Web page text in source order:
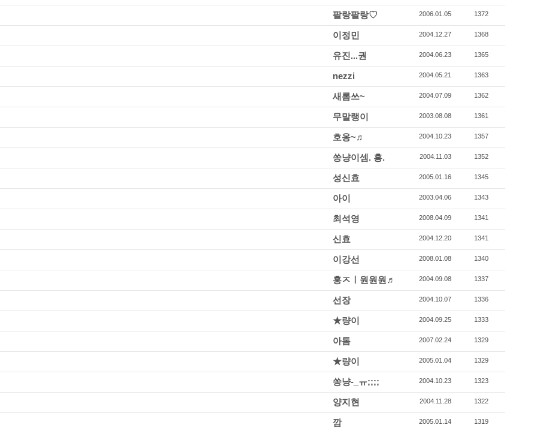
팔랑팔랑♡ 2006.01.05 1372
이정민 2004.12.27 1368
유진...권 2004.06.23 1365
nezzi 2004.05.21 1363
새롬쓰~ 2004.07.09 1362
무말랭이 2003.08.08 1361
호옹~♬ 2004.10.23 1357
쏭냥이셈. 흥. 2004.11.03 1352
성신효 2005.01.16 1345
아이 2003.04.06 1343
최석영 2008.04.09 1341
신효 2004.12.20 1341
이강선 2008.01.08 1340
홍ㅈㅣ원원원♬ 2004.09.08 1337
선장 2004.10.07 1336
★량이 2004.09.25 1333
아톰 2007.02.24 1329
★량이 2005.01.04 1329
쏭냥-_ㅠ;;;; 2004.10.23 1323
양지현 2004.11.28 1322
깜 2005.01.14 1319